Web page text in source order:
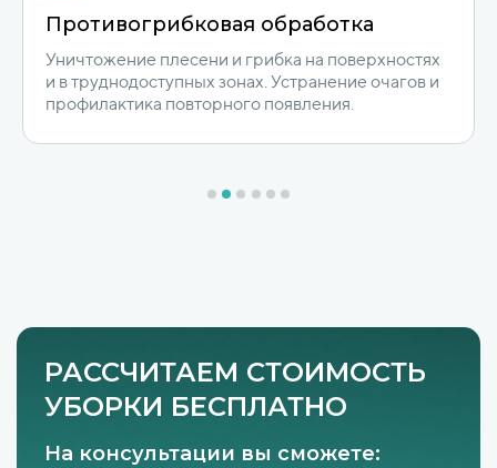
Дезинфекция туманом
Обработка генератором холодного и горячего
тумана. Мельчайшие частицы проникают во все
зоны, обеспечивая полный охват.
РАССЧИТАЕМ СТОИМОСТЬ
УБОРКИ БЕСПЛАТНО
На консультации вы сможете: